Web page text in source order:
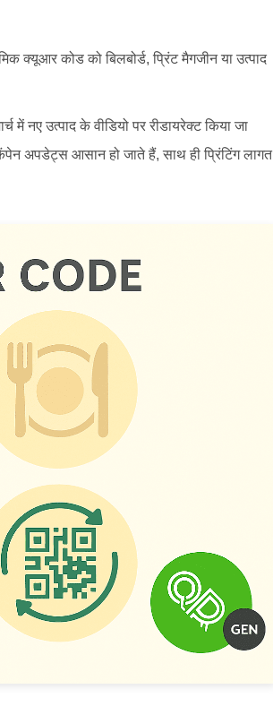
क्यूआर कोड को बिलबोर्ड, प्रिंट मैगजीन या उत्पाद
में नए उत्पाद के वीडियो पर रीडायरेक्ट किया जा
अपडेट्स आसान हो जाते हैं, साथ ही प्रिंटिंग लागत